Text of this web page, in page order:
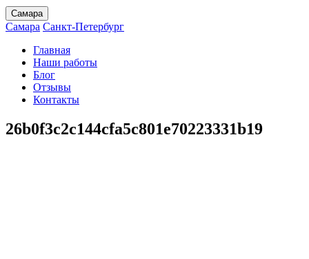
Самара
Самара Санкт-Петербург
Главная
Наши работы
Блог
Отзывы
Контакты
26b0f3c2c144cfa5c801e70223331b19